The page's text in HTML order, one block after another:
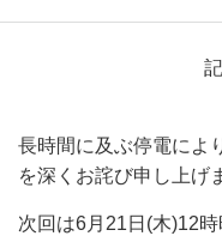
長時間に及ぶ停電によ
を深くお詫び申し上げ
次回は6月21日(木)12